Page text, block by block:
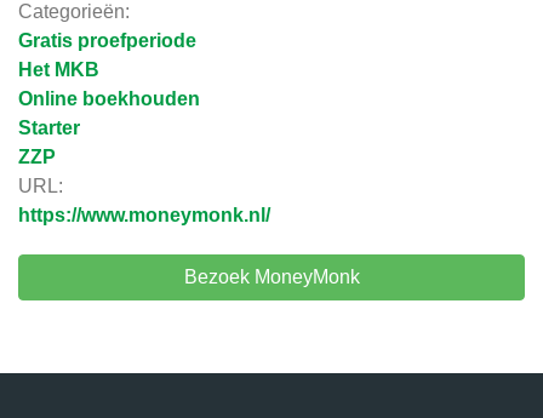
Categorieën:
Gratis proefperiode
Het MKB
Online boekhouden
Starter
ZZP
URL:
https://www.moneymonk.nl/
Bezoek MoneyMonk